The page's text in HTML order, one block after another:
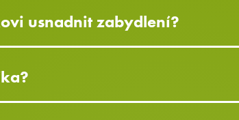
usnadnit zabydlení?